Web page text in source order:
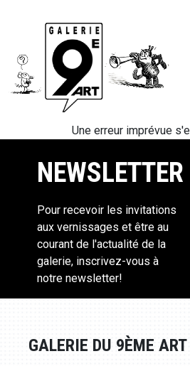
Une erreur imprévue
NEWSLETTER
Pour recevoir les invitations
aux vernissages et être au
courant de l'actualité de la
galerie, inscrivez-vous à
notre newsletter!
GALERIE DU 9ÈME ART